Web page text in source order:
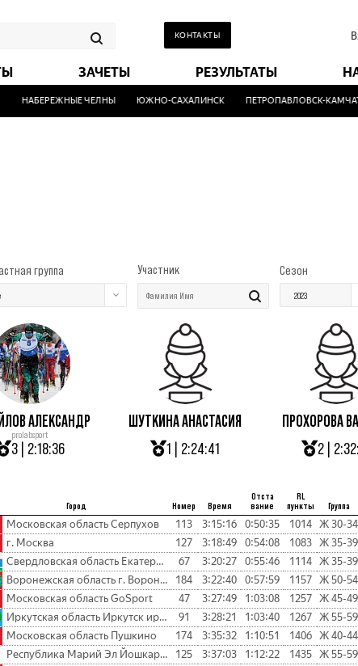
КОНТАКТЫ
ЗАЧЕТЫ РЕЗУЛЬТАТЫ
НАБЕРЕЖНЫЕ ЧЕЛНЫ ЮЖНО-САХАЛИНСК ПЕТРОПАВЛОВСК-
группа Участник Сезон
2023
АЛЕКСАНДР
prolabsport
3 | 2:18:36
ШУТКИНА АНАСТАСИЯ
1 | 2:24:41
ПРОХОРОВА
2 |
Город Номер Время
Отста
вание
RL
пункты
Группа
Московская область Серпухов 113 3:15:16 0:50:35 1014 Ж 30-34
г. Москва 127 3:18:49 0:54:08 1083 Ж 35-39
Свердловская область Екатеринбург ProlabSport 67 3:20:27 0:55:46 1114 Ж 35-39
Воронежская область г. Воронеж личник 184 3:22:40 0:57:59 1157 Ж 50-54
Московская область GoSport 47 3:27:49 1:03:08 1257 Ж 45-49
Иркутская область Иркутск иркутск Baikal ski team 91 3:28:21 1:03:40 1267 Ж 55-59
Московская область Пушкино 174 3:35:32 1:10:51 1406 Ж 40-44
Республика Марий Эл Йошкар-Ола ЙошкинЛОСЬ 125 3:37:03 1:12:22 1435 Ж 55-59